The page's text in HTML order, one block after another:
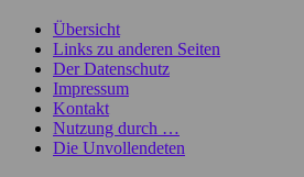
Übersicht
Links zu anderen Seiten
Der Datenschutz
Impressum
Kontakt
Nutzung durch …
Die Unvollendeten